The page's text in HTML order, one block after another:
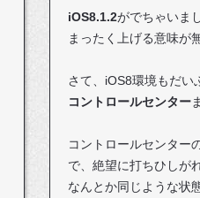
iOS8.1.2がでちゃいま
まったく上げる意味が
さて、iOS8環境もだい
コントロールセンター
コントロールセンター
で、絶望に打ちひしが
なんとか同じような状